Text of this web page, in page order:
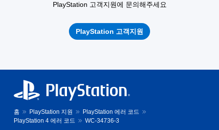
PlayStation 고객지원에 문의해주세요
PlayStation 고객지원
홈 PlayStation 지원
PlayStation 에러 코드
PlayStation 4 에러 코드
WC-34736-3